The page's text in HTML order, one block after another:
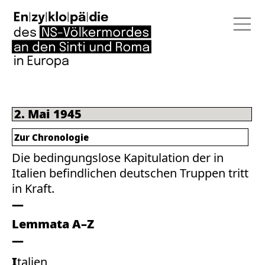
2. Mai 1945
Die bedingungslose Kapitulation der in
Italien befindlichen deutschen Truppen tritt
in Kraft.
Lemmata A–Z
Italien
Zur Chronologie